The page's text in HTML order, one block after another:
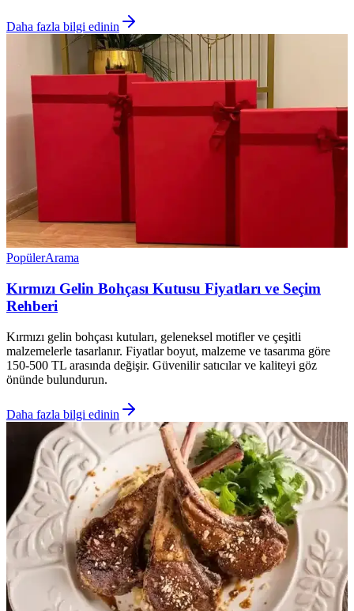
Daha fazla bilgi edinin
PopülerArama
Kırmızı Gelin Bohçası Kutusu Fiyatları ve Seçim
Rehberi
Kırmızı gelin bohçası kutuları, geleneksel motifler ve çeşitli
malzemelerle tasarlanır. Fiyatlar boyut, malzeme ve tasarıma göre
150-500 TL arasında değişir. Güvenilir satıcılar ve kaliteyi göz
önünde bulundurun.
Daha fazla bilgi edinin